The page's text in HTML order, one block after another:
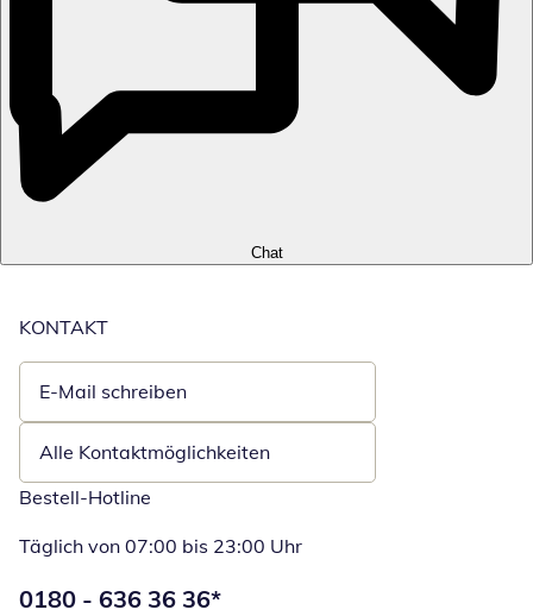
Chat
KONTAKT
E-Mail schreiben
Öffnet E-Mail-Client
Alle Kontaktmöglichkeiten
Bestell-Hotline
Täglich von 07:00 bis 23:00 Uhr
Telefonnummer:
0180 - 636 36 36*